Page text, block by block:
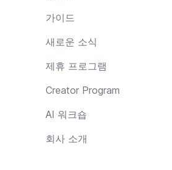
가이드
새로운 소식
제휴 프로그램
Creator Program
AI 워크숍
회사 소개